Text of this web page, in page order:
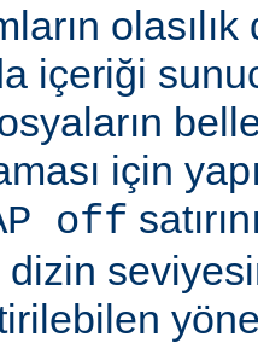
içeriği
için
off
dizin